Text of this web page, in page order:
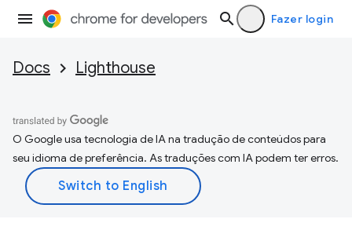
Fazer login
Docs Lighthouse
O Google usa tecnologia de IA na tradução de conteúdos para
seu idioma de preferência. As traduções com IA podem ter erros.